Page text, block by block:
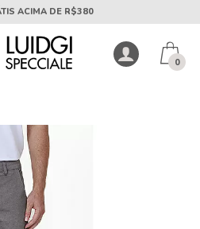
MÍNIMA DE R$50
0